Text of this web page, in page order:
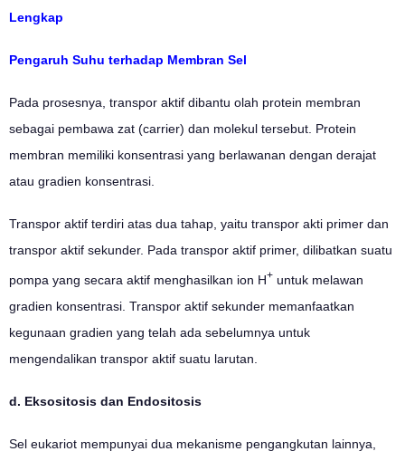
Lengkap
Pengaruh Suhu terhadap Membran Sel
Pada prosesnya, transpor aktif dibantu olah protein membran
sebagai pembawa zat (carrier) dan molekul tersebut. Protein
membran memiliki konsentrasi yang berlawanan dengan derajat
atau gradien konsentrasi.
Transpor aktif terdiri atas dua tahap, yaitu transpor akti primer dan
transpor aktif sekunder. Pada transpor aktif primer, dilibatkan suatu
pompa yang secara aktif menghasilkan ion H+ untuk melawan
gradien konsentrasi. Transpor aktif sekunder memanfaatkan
kegunaan gradien yang telah ada sebelumnya untuk
mengendalikan transpor aktif suatu larutan.
d. Eksositosis dan Endositosis
Sel eukariot mempunyai dua mekanisme pengangkutan lainnya,